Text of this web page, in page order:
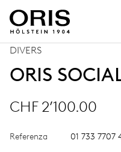
DIVERS
ORIS
CHF 2’100.00
Referenza 01 733 7707